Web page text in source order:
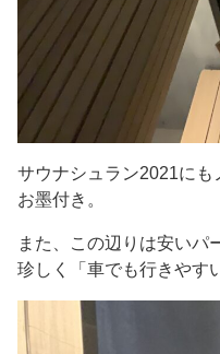
サウナシュラン2021に
お墨付き。
また、この辺りは安いパ
珍しく「車でも行きやす